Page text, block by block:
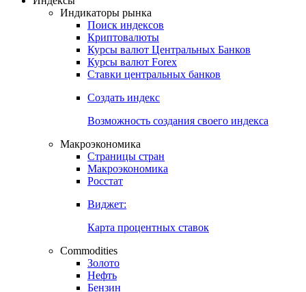
Откройте глобальную базу данных
Получить доступ
Индикаторы рынка
Поиск индексов
Курсы валют Центральных Банков
Ставки центральных банков
Создать индекс
Возможность создания своего индекса
Страницы стран
Росстат
Виджет:
Карта процентных ставок